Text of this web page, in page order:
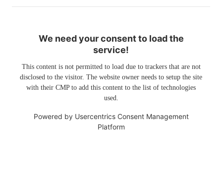
We need your consent to load the
service!
This content is not permitted to load due to trackers that are not
disclosed to the visitor. The website owner needs to setup the site
with their CMP to add this content to the list of technologies
used.
Powered by Usercentrics Consent Management
Platform